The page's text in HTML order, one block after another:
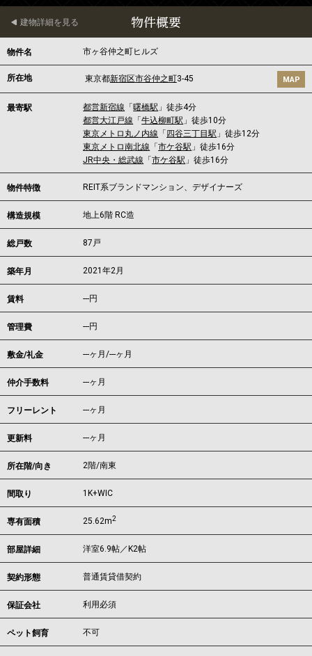
物件概要
建物詳細を見る
物件名 市ヶ谷仲之町ヒルズ
所在地 東京都新宿区市谷仲之町3-45 MAP
最寄駅 都営新宿線 「曙橋駅 」徒歩4分
都営大江戸線 「牛込柳町駅 」徒歩10分
東京メトロ丸ノ内線 「 四谷三丁目駅 」徒歩12分
東京メトロ南北線 「市ケ谷駅 」徒歩16分
JR中央・総武線 「市ケ谷駅 」徒歩16分
物件特徴 REIT系ブランドマンション、デザイナーズ
構造規模 地上6階 RC造
総戸数 87戸
築年月 2021年2月
賃料 ---円
管理費 ---円
敷金/礼金 ---ヶ月/---ヶ月
仲介手数料 ---ヶ月
フリーレント ---ヶ月
更新料 ---ヶ月
所在階/向き 2階/南東
間取り 1K+WIC
専有面積 25.62m2
部屋詳細 洋室6.9帖／K2帖
契約形態 普通賃貸借契約
保証会社 利用必須
ペット飼育 不可